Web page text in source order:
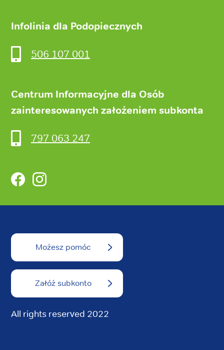
Infolinia dla Podopiecznych
506 107 001
Centrum Informacyjne dla Osób
zainteresowanych założeniem subkonta
797 063 247
FacebookInstagram
Możesz pomóc
Załóż subkonto
All rights reserved 2022